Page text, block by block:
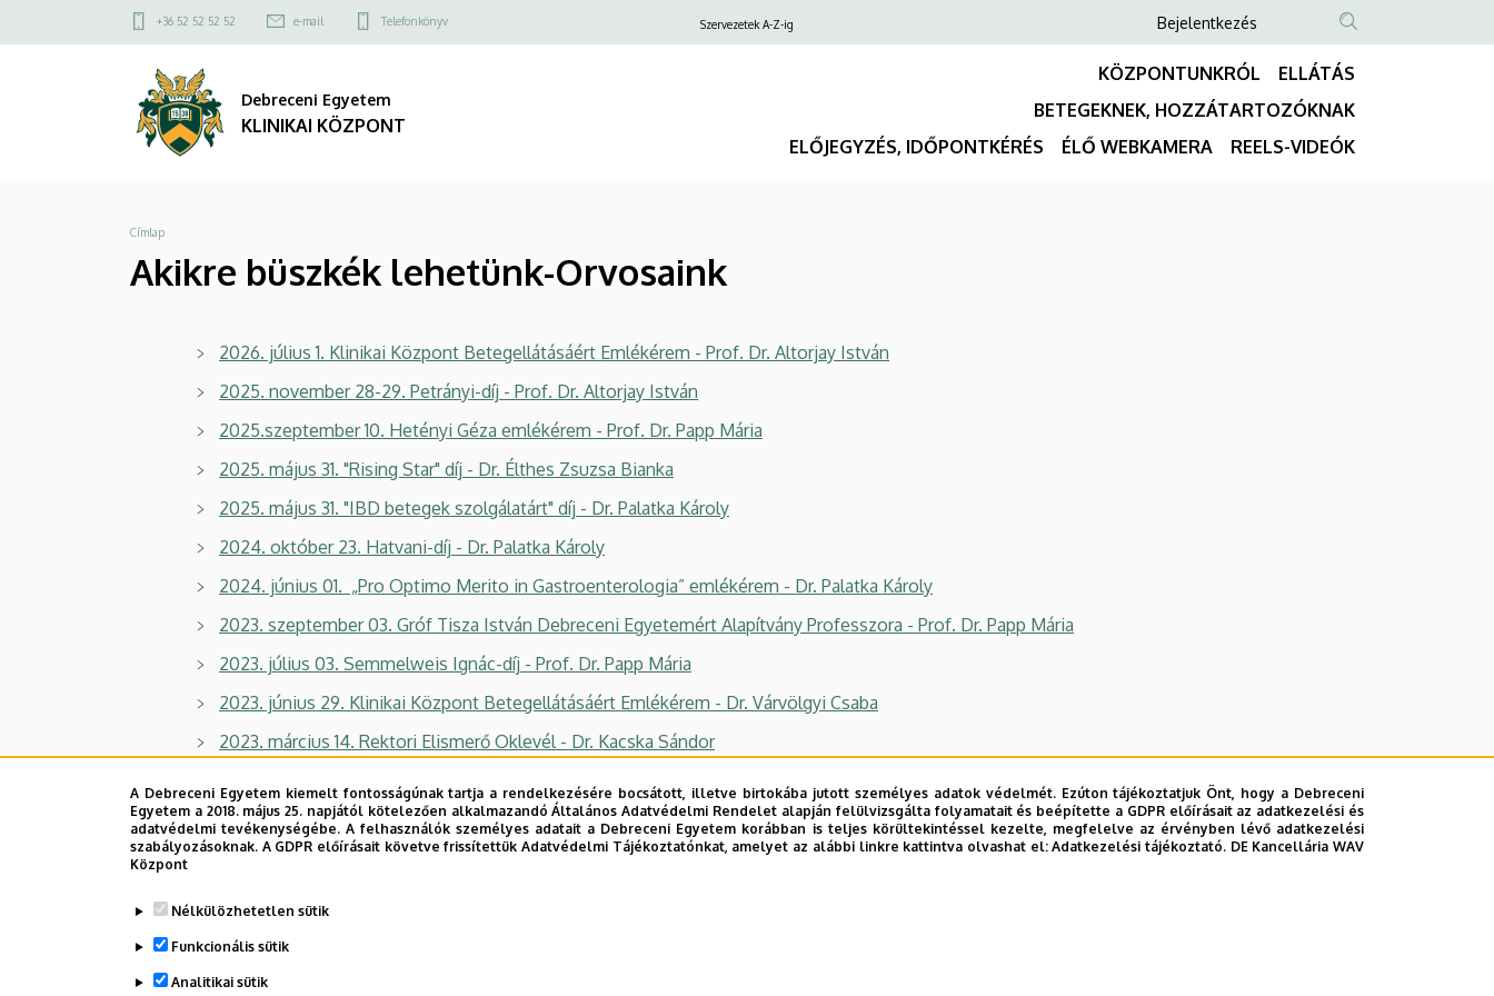
A Debreceni Egyetem kiemelt fontosságúnak tartja a rendelkezésére bocsátott, illetve birtokába jutott személyes adatok védelmét. Ezúton tájékoztatjuk Önt, hogy a Debreceni
Egyetem a 2018. május 25. napjától kötelezően alkalmazandó Általános Adatvédelmi Rendelet alapján felülvizsgálta folyamatait és beépítette a GDPR előírásait az adatkezelési és
adatvédelmi tevékenységébe. A felhasználók személyes adatait a Debreceni Egyetem korábban is teljes körültekintéssel kezelte, megfelelve az érvényben lévő adatkezelési
szabályozásoknak. A GDPR előírásait követve frissítettük Adatvédelmi Tájékoztatónkat, amelyet az alábbi linkre kattintva olvashat el:Adatkezelési tájékoztató. DE Kancellária WAV
Központ
Nélkülözhetetlen sütik
Funkcionális sütik
Analitikai sütik
lehetünk-
Orvosaink
KLINIKAI
KÖZPONT
a
Felső
menü
+36 52 52 52 52 e-mail Telefonkönyv Szervezetek A-Z-ig
Anonim
Felhasználói
fiók
menüje
Bejelentkezés
NYELVVÁLASZTÓ
TARTALOM
KERESÉSE
Debreceni Egyetem
KLINIKAI KÖZPONT
KÖZPONTUNKRÓL
ELLÁTÁS
BETEGEKNEK, HOZZÁTARTOZÓKNAK
ELŐJEGYZÉS, IDŐPONTKÉRÉS
ÉLŐ WEBKAMERA REELS-VIDEÓK
Morzsa
Címlap
Akikre büszkék lehetünk-Orvosaink
2026. július 1. Klinikai Központ Betegellátásáért Emlékérem - Prof. Dr. Altorjay István
2025. november 28-29. Petrányi-díj - Prof. Dr. Altorjay István
2025.szeptember 10. Hetényi Géza emlékérem - Prof. Dr. Papp Mária
2025. május 31. "Rising Star" díj - Dr. Élthes Zsuzsa Bianka
2025. május 31. "IBD betegek szolgálatárt" díj - Dr. Palatka Károly
2024. október 23. Hatvani-díj - Dr. Palatka Károly
2024. június 01. „Pro Optimo Merito in Gastroenterologia” emlékérem - Dr. Palatka Károly
2023. szeptember 03. Gróf Tisza István Debreceni Egyetemért Alapítvány Professzora - Prof. Dr. Papp Mária
2023. július 03. Semmelweis Ignác-díj - Prof. Dr. Papp Mária
2023. június 29. Klinikai Központ Betegellátásáért Emlékérem - Dr. Várvölgyi Csaba
2023. március 14. Rektori Elismerő Oklevél - Dr. Kacska Sándor
2022. június 24. Bolyai ösztöndíj - Dr. Tornai Dávid
2022. március 11. Miniszteri Elismerő Oklevél - Dr. Bubán Tamás